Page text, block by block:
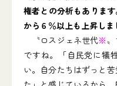
権者との分析もありま
から６％以上も上昇しま
〝ロスジェネ世代※
ですね。「自民党に犠
い。自分たちはずっと